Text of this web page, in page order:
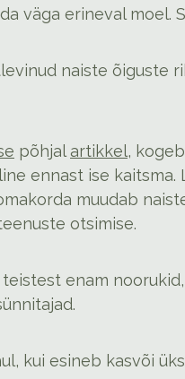
väga erineval moel.
naiste õiguste
põhjal artikkel,
ennast ise
muudab
otsimise.
enam
kui esineb kasvõi